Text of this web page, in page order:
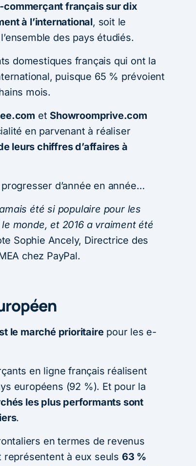
commerçant français sur dix
à l’international, soit le
des pays étudiés.
domestiques français qui ont la
puisque 65 % prévoient
mois.
et Showroomprive.com
en parvenant à réaliser
leurs chiffres d’affaires à
d’année en année…
été si populaire pour les
monde, et 2016 a vraiment été
Sophie Ancely, Directrice des
chez PayPal.
le marché prioritairepour les e-
en ligne français réalisent
européens (92 %). Et pour la
les plus performants sont
.
en termes de revenus
représentent à eux seuls 63 %